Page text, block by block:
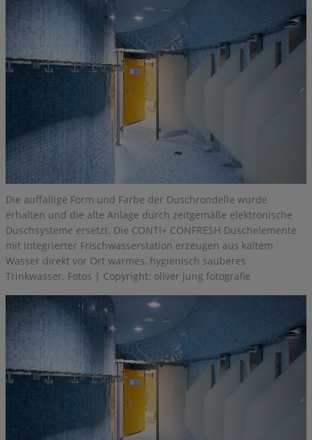
Die auffällige Form und Farbe der Duschrondelle wurde
erhalten und die alte Anlage durch zeitgemäße elektronische
Duschsysteme ersetzt. Die CONTI+ CONFRESH Duschelemente
mit integrierter Frischwasserstation erzeugen aus kaltem
Wasser direkt vor Ort warmes, hygienisch sauberes
Trinkwasser. Fotos | Copyright: oliver jung fotografie